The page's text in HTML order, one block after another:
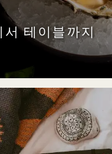
서 테이블까지